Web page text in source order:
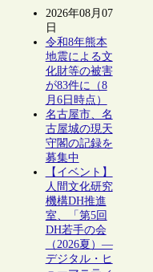
2026年08月07
日
令和8年熊本
地震による文
化財等の被害
が83件に（8
月6日時点）
名古屋市、名
古屋城の現天
守閣の記録を
募集中
【イベント】
人間文化研究
機構DH推進
室、「第5回
DH若手の会
（2026夏）―
デジタル・ヒ